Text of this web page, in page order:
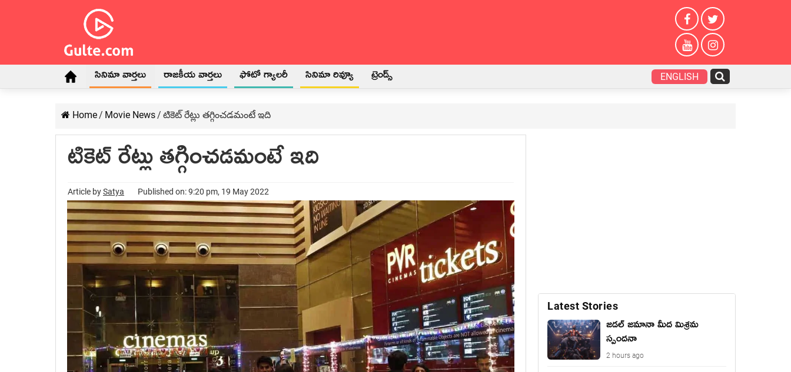
సినిమా వార్తలు రాజకీయ వార్తలు ఫోటో గ్యాలరీ సినిమా రివ్యూ ట్రెండ్స్ ENGLISH
Home/ Movie News/ టికెట్ రేట్లు తగ్గించడమంటే ఇది
టికెట్ రేట్లు తగ్గించడమంటే ఇది
Article bySatya Published on: 9:20 pm, 19 May 2022
Latest Stories
జడల్ జమానా మీద మిశ్రమ
స్పందనా
2 hours ago